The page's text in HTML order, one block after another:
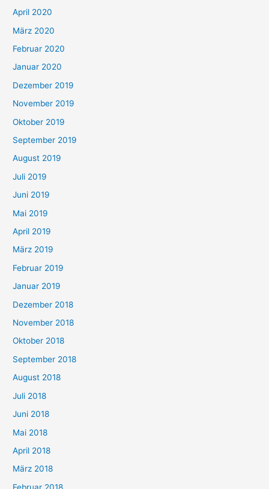
April 2020
März 2020
Februar 2020
Januar 2020
Dezember 2019
November 2019
Oktober 2019
September 2019
August 2019
Juli 2019
Juni 2019
Mai 2019
April 2019
März 2019
Februar 2019
Januar 2019
Dezember 2018
November 2018
Oktober 2018
September 2018
August 2018
Juli 2018
Juni 2018
Mai 2018
April 2018
März 2018
Februar 2018